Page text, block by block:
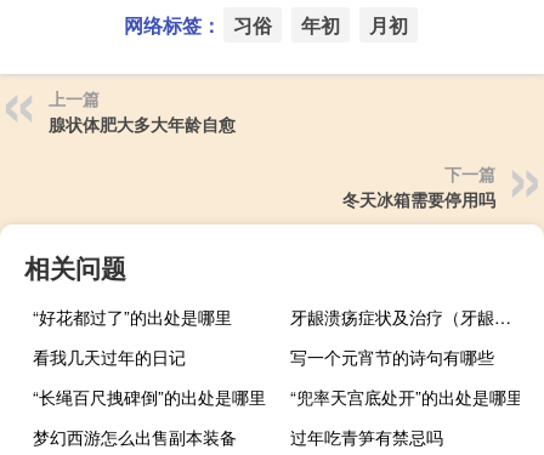
网络标签： 习俗 年初 月初
上一篇
腺状体肥大多大年龄自愈
下一篇
冬天冰箱需要停用吗
相关问题
“好花都过了”的出处是哪里
牙龈溃疡症状及治疗（牙龈溃疡的原因和治疗方法）
看我几天过年的日记
写一个元宵节的诗句有哪些
“长绳百尺拽碑倒”的出处是哪里
“兜率天宫底处开”的出处是哪里
梦幻西游怎么出售副本装备
过年吃青笋有禁忌吗